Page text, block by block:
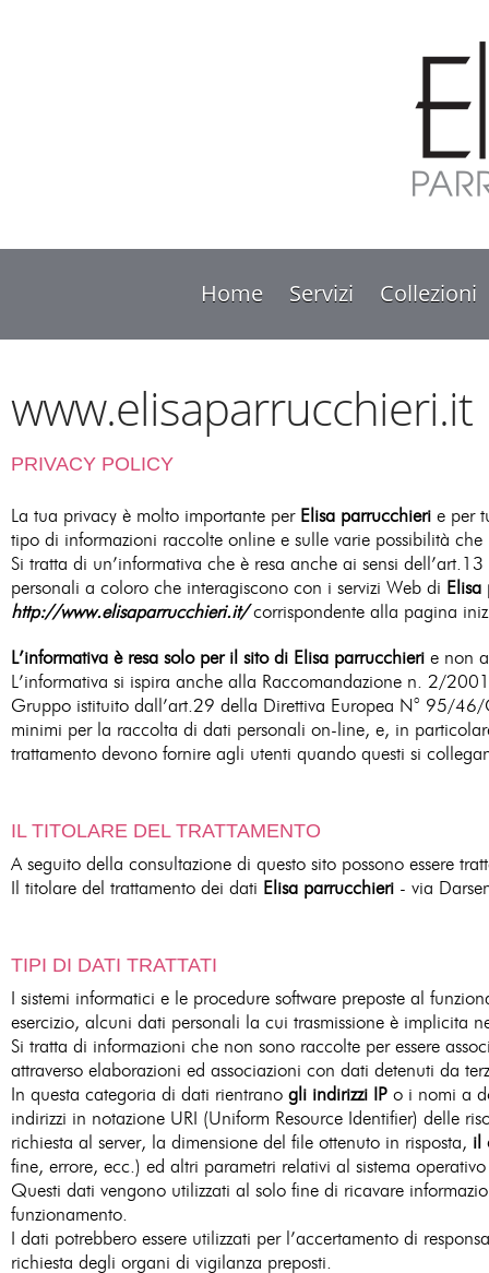
Home Servizi Collezioni
www.elisaparrucchieri.it
PRIVACY POLICY
La tua privacy è molto importante per Elisa parrucchieri e per
tipo di informazioni raccolte online e sulle varie possibilità
Si tratta di un’informativa che è resa anche ai sensi
personali a coloro che interagiscono con i servizi Web di
http://www.elisaparrucchieri.it/corrispondente alla pagina
L’informativa è resa solo per il sito di Elisa parrucchieri e non
L’informativa si ispira anche alla Raccomandazione n. 2/
Gruppo istituito dall’art.29 della Direttiva Europea N° 95/
minimi per la raccolta di dati personali on-line, e, in
trattamento devono fornire agli utenti quando questi si
IL TITOLARE DEL TRATTAMENTO
A seguito della consultazione di questo sito possono essere
Il titolare del trattamento dei dati Elisa parrucchieri - via
TIPI DI DATI TRATTATI
I sistemi informatici e le procedure software preposte al
esercizio, alcuni dati personali la cui trasmissione è implicita
Si tratta di informazioni che non sono raccolte per essere
attraverso elaborazioni ed associazioni con dati detenuti da
In questa categoria di dati rientrano gli indirizzi IP o i nomi a
indirizzi in notazione URI (Uniform Resource Identifier) delle
richiesta al server, la dimensione del file ottenuto in risposta, il
fine, errore, ecc.) ed altri parametri relativi al sistema
Questi dati vengono utilizzati al solo fine di ricavare
funzionamento.
I dati potrebbero essere utilizzati per l’accertamento di
richiesta degli organi di vigilanza preposti.